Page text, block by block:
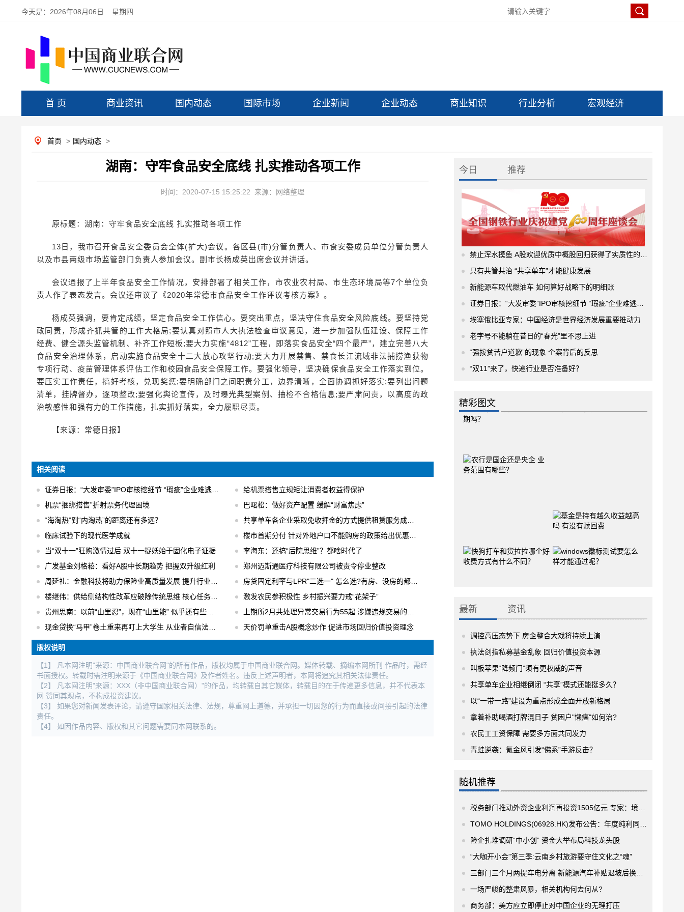
今天是： 2026年08月06日 星期四
首 页 商业资讯 国内动态 国际市场 企业新闻 企业动态 商业知识 行业分析 宏观经济
首页 > 国内动态 >
湖南：守牢食品安全底线 扎实推动各项工作
时间：2020-07-15 15:25:22 来源：网络整理
原标题：湖南：守牢食品安全底线 扎实推动各项工作
13日，我市召开食品安全委员会全体(扩大)会议。各区县(市)分管负责人、市食安委成员单位分管负责人
以及市县两级市场监管部门负责人参加会议。副市长杨成英出席会议并讲话。
会议通报了上半年食品安全工作情况，安排部署了相关工作，市农业农村局、市生态环境局等7个单位负
责人作了表态发言。会议还审议了《2020年常德市食品安全工作评议考核方案》。
杨成英强调，要肯定成绩，坚定食品安全工作信心。要突出重点，坚决守住食品安全风险底线。要坚持党
政同责，形成齐抓共管的工作大格局;要认真对照市人大执法检查审议意见，进一步加强队伍建设、保障工作
经费、健全源头监管机制、补齐工作短板;要大力实施“4812”工程，即落实食品安全“四个最严”，建立完善八大
食品安全治理体系，启动实施食品安全十二大放心攻坚行动;要大力开展禁售、禁食长江流域非法捕捞渔获物
专项行动、疫苗管理体系评估工作和校园食品安全保障工作。要强化领导，坚决确保食品安全工作落实到位。
要压实工作责任，搞好考核，兑现奖惩;要明确部门之间职责分工，边界清晰，全面协调抓好落实;要列出问题
清单，挂牌督办，逐项整改;要强化舆论宣传，及时曝光典型案例、抽检不合格信息;要严肃问责，以高度的政
治敏感性和强有力的工作措施，扎实抓好落实，全力履职尽责。
【来源：常德日报】
相关阅读
证券日报：“大发审委”IPO审核挖细节 “瑕疵”企业难逃法眼
给机票搭售立规矩让消费者权益得保护
机票“捆绑搭售”折射票务代理困境
巴曙松：做好资产配置 缓解“财富焦虑”
“海淘热”到“内淘热”的距离还有多远？
共享单车各企业采取免收押金的方式提供租赁服务成主流
临床试验下的现代医学成就
楼市首期分付 针对外地户口不能购房的政策给出优惠办法
当“双十一”狂购激情过后 双十一捉妖始于固化电子证据
李海东：还搞“后院思维”？都啥时代了
广发基金刘格菘：看好A股中长期趋势 把握双升级红利
郑州迈斯通医疗科技有限公司被责令停业整改
周延礼：金融科技将助力保险业高质量发展 提升行业业务效率
房贷固定利率与LPR"二选一" 怎么选?有房、没房的都要会算
楼继伟：供给侧结构性改革应破除传统思维 核心任务是“三去一降一补”
激发农民参积极性 乡村振兴要力戒“花架子”
贵州思南：以前“山里忍”，现在“山里能” 似乎还有些不适应
上期所2月共处理异常交易行为55起 涉嫌违规交易的行为进行立案调查
现金贷换“马甲”卷土重来再盯上大学生 从业者自信法规完全管不着
天价罚单重击A股概念炒作 促进市场回归价值投资理念
版权说明
【1】 凡本网注明"来源：中国商业联合网"的所有作品，版权均属于中国商业联合网。媒体转载、摘编本网所刊 作品时，需经
书面授权。转载时需注明来源于《中国商业联合网》及作者姓名。违反上述声明者，本网将追究其相关法律责任。
【2】 凡本网注明"来源：XXX（非中国商业联合网）"的作品，均转载自其它媒体，转载目的在于传递更多信息，并不代表本
网 赞同其观点，不构成投资建议。
【3】 如果您对新闻发表评论，请遵守国家相关法律、法规，尊重网上道德，并承担一切因您的行为而直接或间接引起的法律
责任。
【4】 如因作品内容、版权和其它问题需要同本网联系的。
今日 推荐
禁止浑水摸鱼 A股欢迎优质中概股回归获得了实质性的进展
只有共管共治 “共享单车”才能健康发展
新能源车取代燃油车 如何算好战略下的明细账
证券日报：“大发审委”IPO审核挖细节 “瑕疵”企业难逃法眼
埃塞俄比亚专家：中国经济是世界经济发展重要推动力
老字号不能躺在昔日的“春光”里不思上进
“强按贫苦户道歉”的现象 个案背后的反思
“双11”来了，快递行业是否准备好？
精彩图文
最新 资讯
调控高压态势下 房企整合大戏将持续上演
执法剑指私募基金乱象 回归价值投资本源
叫板苹果“降频门”须有更权威的声音
共享单车企业相继倒闭 “共享”模式还能挺多久？
以“一带一路”建设为重点形成全面开放新格局
拿着补助喝酒打牌混日子 贫困户"懒癌"如何治?
农民工工资保障 需要多方面共同发力
青蛙逆袭：氪金风引发“佛系”手游反击？
随机推荐
税务部门推动外资企业利润再投资1505亿元 专家：境外企业对华投资信心逐年增强
TOMO HOLDINGS(06928.HK)发布公告：年度纯利同比减少92.3%
险企扎堆调研“中小创” 资金大举布局科技龙头股
“大咖开小会”第三季:云南乡村旅游要守住文化之“魂”
三部门三个月两提车电分离 新能源汽车补贴退坡后换电模式大热
一场严峻的整肃风暴，相关机构何去何从?
商务部：美方应立即停止对中国企业的无理打压